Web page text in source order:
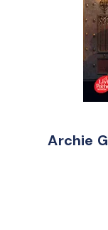
Archie